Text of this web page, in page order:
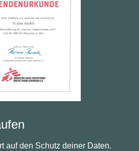
auf den Schutz deiner Daten.